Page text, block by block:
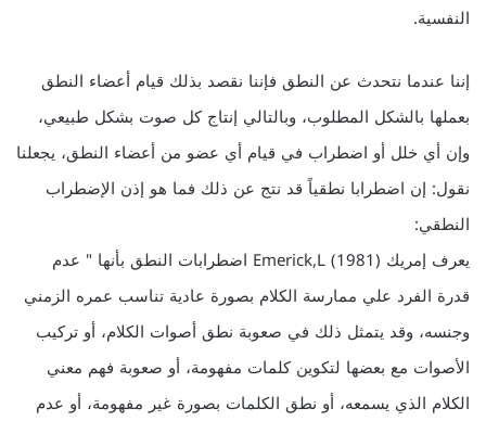
النفسية.
إننا عندما نتحدث عن النطق فإننا نقصد بذلك قيام أعضاء النطق
بعملها بالشكل المطلوب، وبالتالي إنتاج كل صوت بشكل طبيعي،
وإن أي خلل أو اضطراب في قيام أي عضو من أعضاء النطق، يجعلنا
نقول: إن اضطرابا نطقياً قد نتج عن ذلك فما هو إذن الإضطراب
النطقي:
يعرف إمريك Emerick,L (1981) اضطرابات النطق بأنها " عدم
قدرة الفرد علي ممارسة الكلام بصورة عادية تناسب عمره الزمني
وجنسه، وقد يتمثل ذلك في صعوبة نطق أصوات الكلام، أو تركيب
الأصوات مع بعضها لتكوين كلمات مفهومة، أو صعوبة فهم معني
الكلام الذي يسمعه، أو نطق الكلمات بصورة غير مفهومة، أو عدم